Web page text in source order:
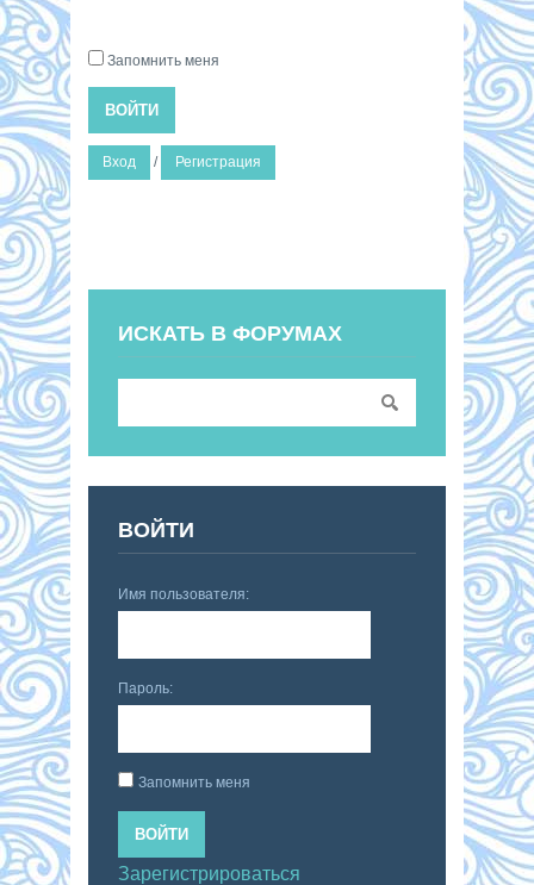
Запомнить меня
ВОЙТИ
Вход / Регистрация
ИСКАТЬ В ФОРУМАХ
ВОЙТИ
Имя пользователя:
Пароль:
Запомнить меня
ВОЙТИ
Зарегистрироваться